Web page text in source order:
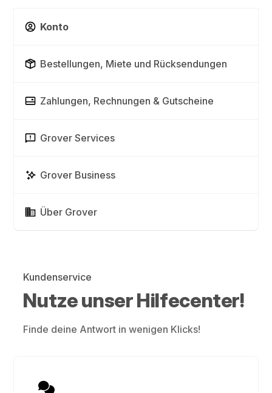
Konto
Bestellungen, Miete und Rücksendungen
Zahlungen, Rechnungen & Gutscheine
Grover Services
Grover Business
Über Grover
Kundenservice
Nutze unser Hilfecenter!
Finde deine Antwort in wenigen Klicks!